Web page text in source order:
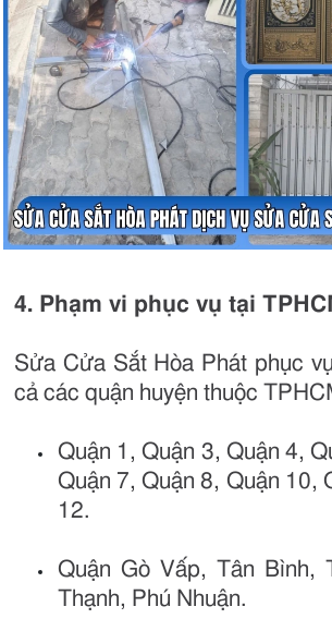
4. Phạm vi phục vụ tại
Sửa Cửa Sắt Hòa Phát phục
cả các quận huyện thuộc
Quận 1, Quận 3, Quận 4,
Quận 7, Quận 8, Quận 10,
12.
Quận Gò Vấp, Tân Bình,
Thạnh, Phú Nhuận.